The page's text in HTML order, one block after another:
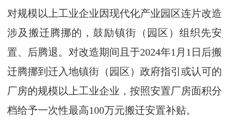
对规模以上工业企业因现代化产业园区连片改造
涉及搬迁腾挪的，鼓励镇街（园区）组织先安
置、后腾退。对改造期间且于2024年1月1日后搬
迁腾挪到迁入地镇街（园区）政府指引或认可的
厂房的规模以上工业企业，按照安置厂房面积分
档给予一次性最高100万元搬迁安置补贴。